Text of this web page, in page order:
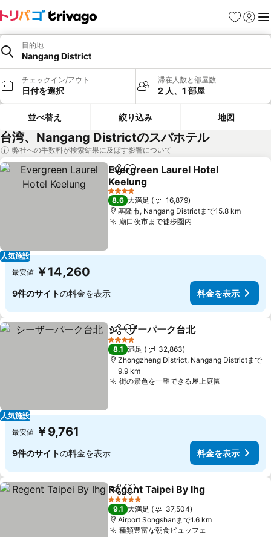
お気に入り
ログイ
メ
目的地
Nangang District
チェックイン/アウト
日付を選択
滞在人数と部屋数
2 人、1 部屋
並べ替え 絞り込み 地図
台湾、Nangang Districtのスパホテル
弊社への手数料が検索結果に及ぼす影響について
人気施設
シェアお気に入りに追加
Evergreen Laurel Hotel
Keelung
料金を表示
4 ホテルのランク
8.6 大満足
16,879
基隆市, Nangang Districtまで15.8 km
廟口夜市まで徒歩圏内
最安値 ￥14,260
9件のサイトの料金を表示 料金を表示
人気施設
シェアお気に入りに追加
シーザーパーク台北
4 ホテルのランク
8.1 満足
32,863
Zhongzheng District, Nangang Districtまで
9.9 km
街の景色を一望できる屋上庭園
最安値 ￥9,761
9件のサイトの料金を表示 料金を表示
シェアお気に入りに追加
Regent Taipei By Ihg
5 ホテルのランク
9.1 大満足
37,504
Airport Songshanまで1.6 km
種類豊富な朝食ビュッフェ